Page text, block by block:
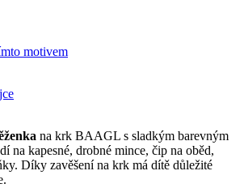
motivem
na krk BAAGL s sladkým barevným
na kapesné, drobné mince, čip na oběd,
Díky zavěšení na krk má dítě důležité